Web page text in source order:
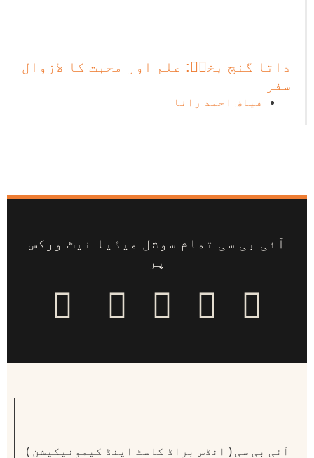
داتا گنج بخشؒ: علم اور محبت کا لازوال
سفر
فیاض احمد رانا
آئی بی سی تمام سوشل میڈیا نیٹ ورکس
پر
آئی بی سی ( انڈس براڈ کاسٹ اینڈ کیمونیکیشن )